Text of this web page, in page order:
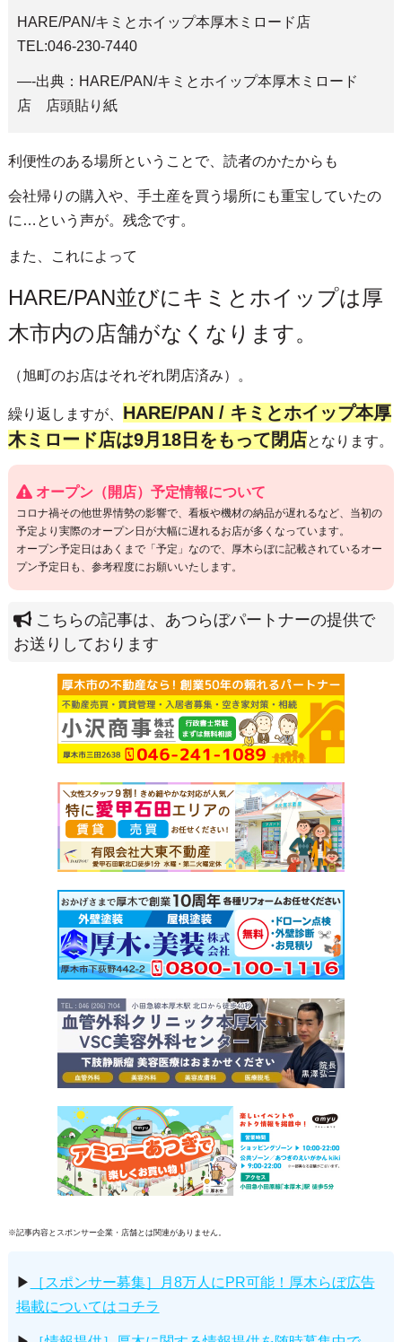
HARE/PAN/キミとホイップ本厚木ミロード店
TEL:046-230-7440
—-出典：HARE/PAN/キミとホイップ本厚木ミロード
店 店頭貼り紙
利便性のある場所ということで、読者のかたからも
会社帰りの購入や、手土産を買う場所にも重宝していたの
に…という声が。残念です。
また、これによって
HARE/PAN並びにキミとホイップは厚
木市内の店舗がなくなります。
（旭町のお店はそれぞれ閉店済み）。
繰り返しますが、 HARE/PAN / キミとホイップ本厚
木ミロード店は9月18日をもって閉店となります。
オープン（開店）予定情報について
コロナ禍その他世界情勢の影響で、看板や機材の納品が遅れるなど、当初の
予定より実際のオープン日が大幅に遅れるお店が多くなっています。
オープン予定日はあくまで「予定」なので、厚木らぼに記載されているオー
プン予定日も、参考程度にお願いいたします。
こちらの記事は、あつらぼパートナーの提供で
お送りしております
※記事内容とスポンサー企業・店舗とは関連がありません。
▶
［スポンサー募集］月8万人にPR可能！厚木らぼ広告
掲載についてはコチラ